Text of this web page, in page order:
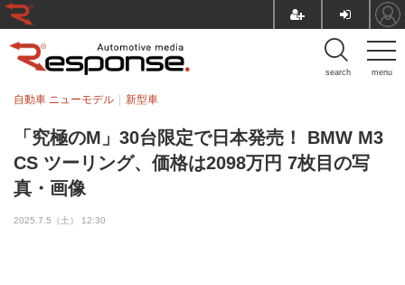
menu
search
「究極のM」30台限定で日本発売！ BMW M3
CS ツーリング、価格は2098万円 7枚目の写
真・画像
自動車 ニューモデル 新型車
2025.7.5（土） 12:30